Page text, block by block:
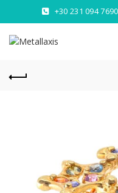
+30 231 094 7690